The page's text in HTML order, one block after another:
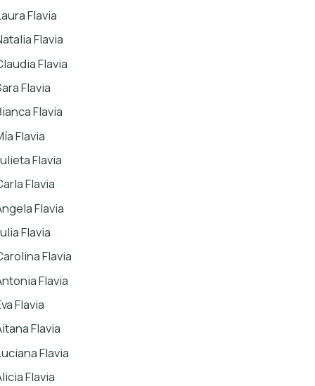
Flavia
Flavia
Flavia
Flavia
Flavia
Flavia
Flavia
Flavia
Flavia
Flavia
Flavia
Flavia
Flavia
Flavia
Flavia
Flavia